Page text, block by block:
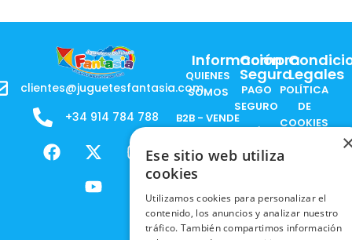
clientes@juguetesfantasia.com
+34 914 784 788
F
a
X
-
t
w
Y
o
u
t
Información
QUIENES
SOMOS
B2B - VENDE
PRODUCTOS
RESPONSABILIDAD
SOCIAL
TRABAJA
CON
Compra
Segura
PAGO
SEGURO
ENVÍOS
NACIONALES
INTERNACIONALES
RECOGIDA
EN TIENDA
Legales
POLÍTICA
DE
COOKIES
EN RRSS
POLÍTICA DE
Ese sitio web utiliza
cookies
Utilizamos cookies para personalizar el
contenido, los anuncios y analizar nuestro
tráfico. También compartimos información